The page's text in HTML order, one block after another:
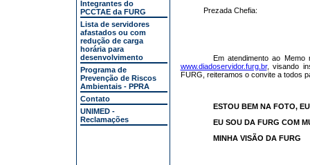
Integrantes do
PCCTAE da FURG
Lista de servidores
afastados ou com
redução de carga
horária para
desenvolvimento
Programa de
Prevenção de Riscos
Ambientais - PPRA
Contato
UNIMED -
Reclamações
Prezada Chefia:
Em atendimento ao Memo
www.diadoservidor.furg.br, visando
FURG, reiteramos o convite a todos
ESTOU BEM NA FOTO,
EU SOU DA FURG COM
MINHA VISÃO DA FURG